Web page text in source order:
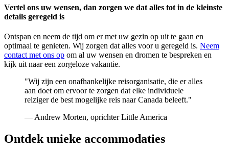
Vertel ons uw wensen, dan zorgen we dat alles tot in de kleinste
details geregeld is
Ontspan en neem de tijd om er met uw gezin op uit te gaan en
optimaal te genieten. Wij zorgen dat alles voor u geregeld is. Neem
contact met ons op om al uw wensen en dromen te bespreken en
kijk uit naar een zorgeloze vakantie.
"Wij zijn een onafhankelijke reisorganisatie, die er alles
aan doet om ervoor te zorgen dat elke individuele
reiziger de best mogelijke reis naar Canada beleeft."
— Andrew Morten, oprichter Little America
Ontdek unieke accommodaties